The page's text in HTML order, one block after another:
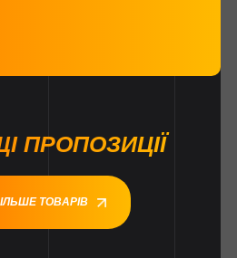
ПРОПОЗИЦІЇ
ТОВАРІВ